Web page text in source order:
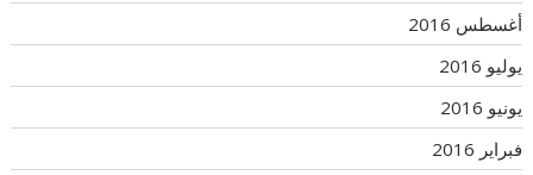
أغسطس 2016
يوليو 2016
يونيو 2016
فبراير 2016